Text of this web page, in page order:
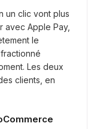
un clic vont plus
avec Apple Pay,
le
Les deux
clients, en